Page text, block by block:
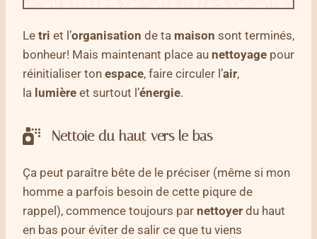
Le tri et l’organisation de ta maison sont terminés,
bonheur! Mais maintenant place au nettoyage pour
réinitialiser ton espace, faire circuler l’air,
la lumière et surtout l’énergie.
Nettoie du haut vers le bas
Ça peut paraître bête de le préciser (même si mon
homme a parfois besoin de cette piqure de
rappel), commence toujours par nettoyer du haut
en bas pour éviter de salir ce que tu viens